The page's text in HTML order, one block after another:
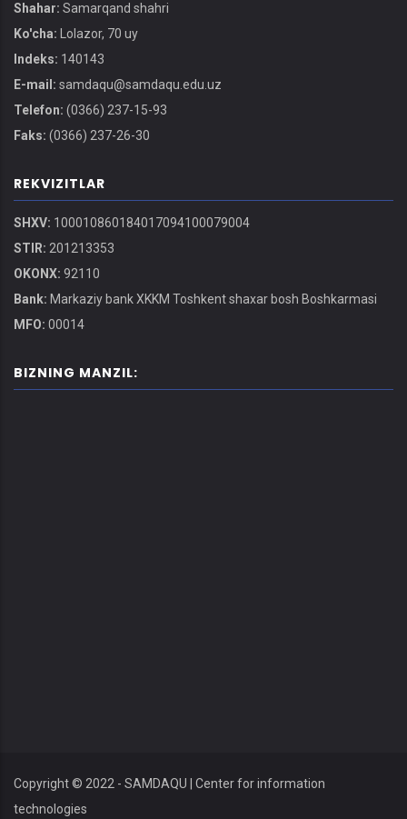
Shahar: Samarqand shahri
Ko'cha: Lolazor, 70 uy
Indeks: 140143
E-mail: samdaqu@samdaqu.edu.uz
Telefon: (0366) 237-15-93
Faks: (0366) 237-26-30
REKVIZITLAR
SHXV: 100010860184017094100079004
STIR: 201213353
OKONX: 92110
Bank: Markaziy bank XKKM Toshkent shaxar bosh Boshkarmasi
MFO: 00014
BIZNING MANZIL:
Copyright © 2022 - SAMDAQU | Center for information
technologies